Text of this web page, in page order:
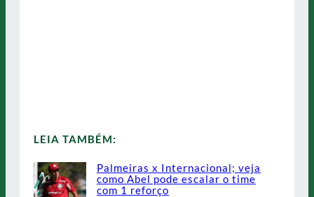
LEIA TAMBÉM:
Palmeiras x Internacional; veja
como Abel pode escalar o time
com 1 reforço